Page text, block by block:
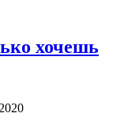
хочешь